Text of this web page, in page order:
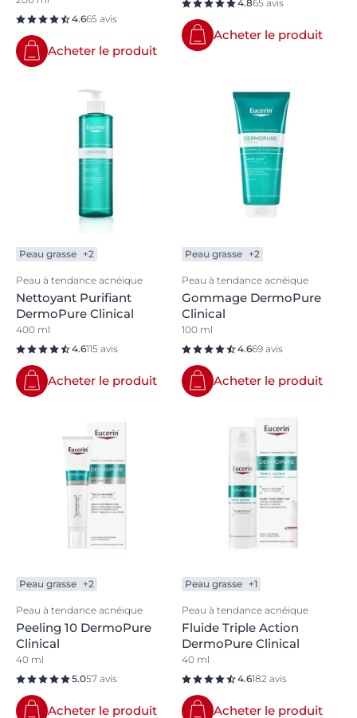
4.665 avis
Acheter le produit
4.865 avis
Acheter le produit
Peau grasse +2
Peau à tendance acnéique
Nettoyant Purifiant
DermoPure Clinical
400 ml
4.6115 avis
Acheter le produit
Peau grasse +2
Peau à tendance acnéique
Gommage DermoPure
Clinical
100 ml
4.669 avis
Acheter le produit
Peau grasse +2
Peau à tendance acnéique
Peeling 10 DermoPure
Clinical
40 ml
5.057 avis
Acheter le produit
Peau grasse +1
Peau à tendance acnéique
Fluide Triple Action
DermoPure Clinical
40 ml
4.6182 avis
Acheter le produit